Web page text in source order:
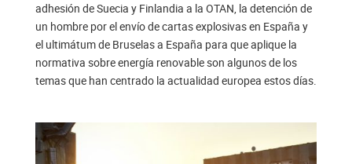
adhesión de Suecia y Finlandia a la OTAN, la detención de
un hombre por el envío de cartas explosivas en España y
el ultimátum de Bruselas a España para que aplique la
normativa sobre energía renovable son algunos de los
temas que han centrado la actualidad europea estos días.